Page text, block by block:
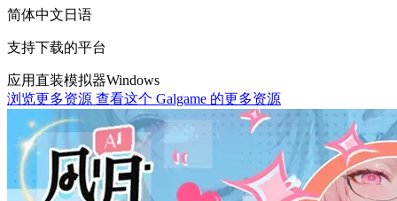
简体中文 日语
支持下载的平台
应用直装模拟器Windows
浏览更多资源 查看这个 Galgame 的更多资源